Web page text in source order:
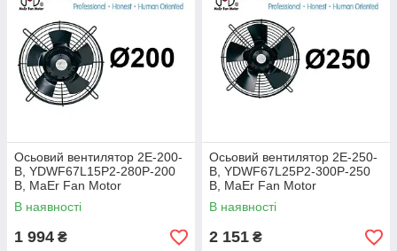
Осьовий вентилятор 2E-200-
B, YDWF67L15P2-280P-200
B, MaEr Fan Motor
В наявності
1 994 ₴
Осьовий вентилятор 2E-250-
B, YDWF67L25P2-300P-250
B, MaEr Fan Motor
В наявності
2 151 ₴